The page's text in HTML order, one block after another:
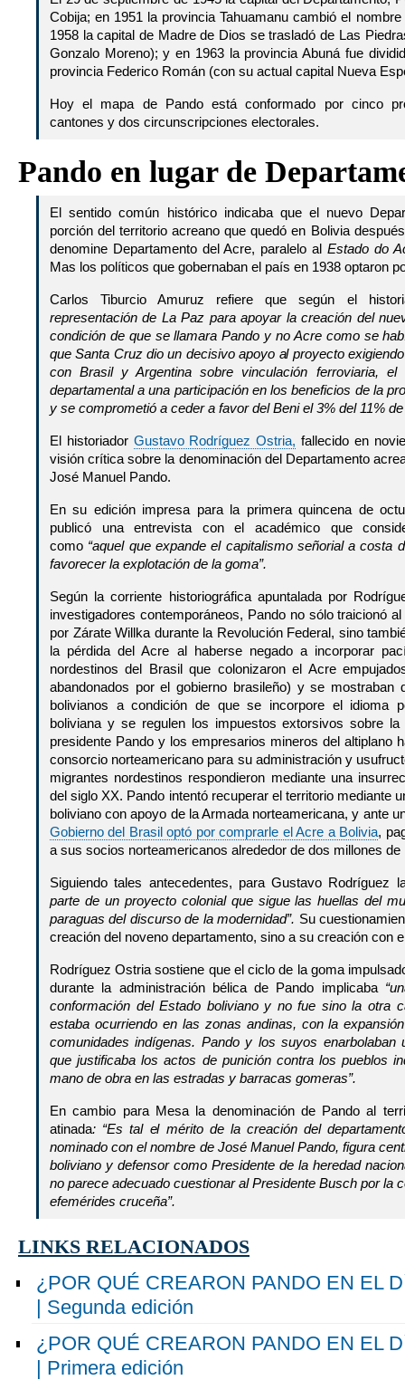
Cobija; en 1951 la provincia Tahuamanu cambió el
1958 la capital de Madre de Dios se trasladó de Las
Gonzalo Moreno); y en 1963 la provincia Abuná fue
provincia Federico Román (con su actual capital Nueva
Hoy el mapa de Pando está conformado por cinco
cantones y dos circunscripciones electorales.
Pando en lugar de
El sentido común histórico indicaba que el nuevo
porción del territorio acreano que quedó en Bolivia
denomine Departamento del Acre, paralelo al Estado do
Mas los políticos que gobernaban el país en 1938 optaron
Carlos Tiburcio Amuruz refiere que según el
representación de La Paz para apoyar la creación del
condición de que se llamara Pando y no Acre como se
que Santa Cruz dio un decisivo apoyo al proyecto
con Brasil y Argentina sobre vinculación ferroviaria, el
departamental a una participación en los beneficios de la
y se comprometió a ceder a favor del Beni el 3% del 11%
El historiador Gustavo Rodríguez Ostria, fallecido en
visión crítica sobre la denominación del Departamento
José Manuel Pando.
En su edición impresa para la primera quincena de
publicó una entrevista con el académico que
como “aquel que expande el capitalismo señorial a costa
favorecer la explotación de la goma”.
Según la corriente historiográfica apuntalada por
investigadores contemporáneos, Pando no sólo traicionó
por Zárate Willka durante la Revolución Federal, sino
la pérdida del Acre al haberse negado a incorporar
nordestinos del Brasil que colonizaron el Acre
abandonados por el gobierno brasileño) y se mostraban
bolivianos a condición de que se incorpore el idioma
boliviana y se regulen los impuestos extorsivos sobre
presidente Pando y los empresarios mineros del altiplano
consorcio norteamericano para su administración y
migrantes nordestinos respondieron mediante una
del siglo XX. Pando intentó recuperar el territorio mediante
boliviano con apoyo de la Armada norteamericana, y ante
Gobierno del Brasil optó por comprarle el Acre a Bolivia,
a sus socios norteamericanos alrededor de dos millones de
Siguiendo tales antecedentes, para Gustavo Rodríguez
parte de un proyecto colonial que sigue las huellas del
paraguas del discurso de la modernidad”. Su
creación del noveno departamento, sino a su creación con
Rodríguez Ostria sostiene que el ciclo de la goma
durante la administración bélica de Pando implicaba
conformación del Estado boliviano y no fue sino la otra
estaba ocurriendo en las zonas andinas, con la
comunidades indígenas. Pando y los suyos enarbolaban
que justificaba los actos de punición contra los pueblos
mano de obra en las estradas y barracas gomeras”.
En cambio para Mesa la denominación de Pando al
atinada: “Es tal el mérito de la creación del
nominado con el nombre de José Manuel Pando, figura
boliviano y defensor como Presidente de la heredad
no parece adecuado cuestionar al Presidente Busch por la
efemérides cruceña”.
LINKS RELACIONADOS
¿POR QUÉ CREARON PANDO EN EL
| Segunda edición
¿POR QUÉ CREARON PANDO EN EL
| Primera edición